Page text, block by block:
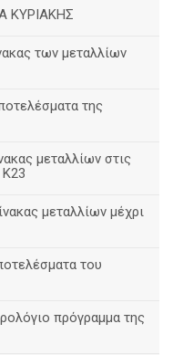
ΚΥΡΙΑΚΗΣ
των μεταλλίων
της
μεταλλίων στις
μεταλλίων μέχρι
του
πρόγραμμα της